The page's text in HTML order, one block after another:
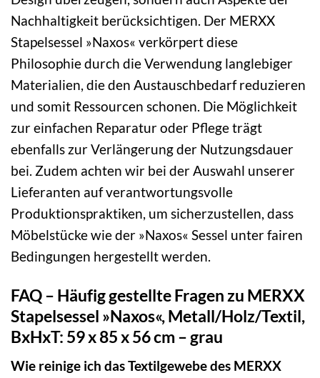
Nachhaltigkeit berücksichtigen. Der MERXX
Stapelsessel »Naxos« verkörpert diese
Philosophie durch die Verwendung langlebiger
Materialien, die den Austauschbedarf reduzieren
und somit Ressourcen schonen. Die Möglichkeit
zur einfachen Reparatur oder Pflege trägt
ebenfalls zur Verlängerung der Nutzungsdauer
bei. Zudem achten wir bei der Auswahl unserer
Lieferanten auf verantwortungsvolle
Produktionspraktiken, um sicherzustellen, dass
Möbelstücke wie der »Naxos« Sessel unter fairen
Bedingungen hergestellt werden.
FAQ – Häufig gestellte Fragen zu MERXX
Stapelsessel »Naxos«, Metall/Holz/Textil,
BxHxT: 59 x 85 x 56 cm – grau
Wie reinige ich das Textilgewebe des MERXX